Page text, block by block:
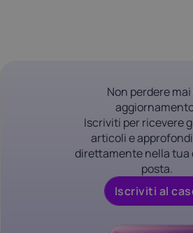
Non perdere
Iscriviti per ricevere
articoli e
direttamente nella tua
posta.
Iscriviti al